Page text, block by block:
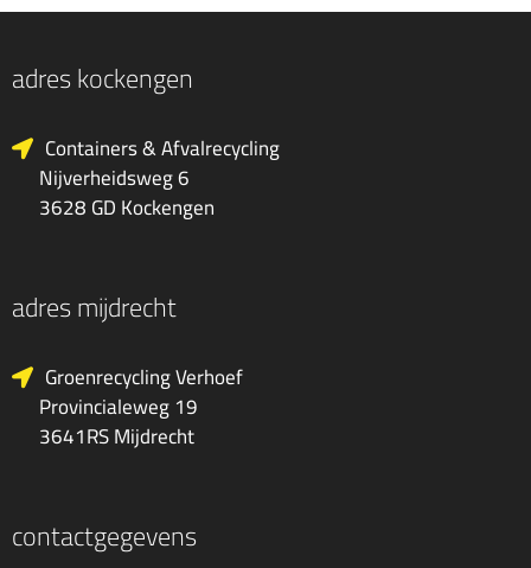
adres kockengen
Containers & Afvalrecycling
Nijverheidsweg 6
3628 GD Kockengen
adres mijdrecht
Groenrecycling Verhoef
Provincialeweg 19
3641RS Mijdrecht
contactgegevens